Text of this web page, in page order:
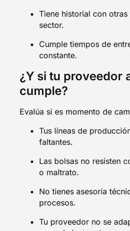
Tiene historial con
sector.
Cumple tiempos de
constante.
¿Y si tu proveedor
cumple?
Evalúa si es momento de
Tus líneas de
faltantes.
Las bolsas no resisten
o maltrato.
No tienes asesoría
procesos.
Tu proveedor no se